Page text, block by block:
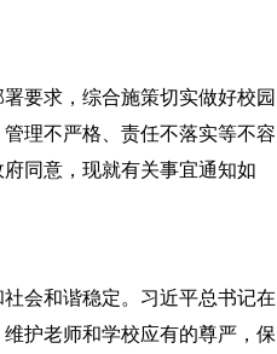
要求，综合施策切实做好校园
理不严格、责任不落实等不容
同意，现就有关事宜通知如
会和谐稳定。习近平总书记在
护老师和学校应有的尊严，保